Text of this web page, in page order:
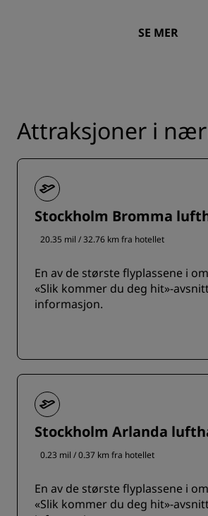
SE MER
Attraksjoner i
Stockholm Bromma
20.35 mil / 32.76 km fra hotellet
En av de største flyplassene i
«Slik kommer du deg hit»-
informasjon.
Stockholm Arlanda
0.23 mil / 0.37 km fra hotellet
En av de største flyplassene i
«Slik kommer du deg hit»-